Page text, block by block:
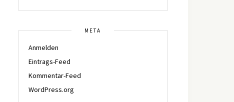
META
Anmelden
Eintrags-Feed
Kommentar-Feed
WordPress.org